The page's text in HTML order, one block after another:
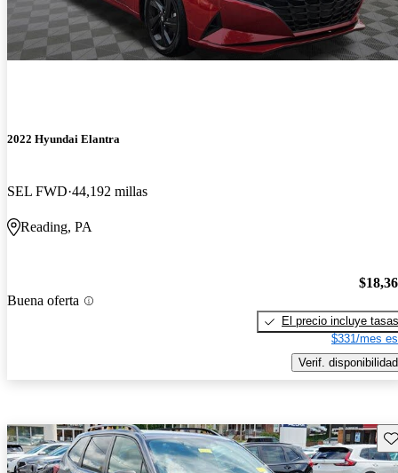
2022 Hyundai Elantra
SEL FWD 44,192 millas
Reading, PA
Buena oferta
El precio incluye tasas
$331/mes
Verif. disponibilidad